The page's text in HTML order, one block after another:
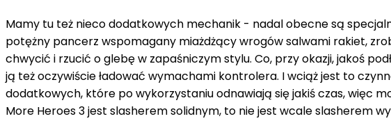
Mamy tu też nieco dodatkowych mechanik - nadal obecne są
potężny pancerz wspomagany miażdżący wrogów salwami rakiet,
chwycić i rzucić o glebę w zapaśniczym stylu. Co, przy okazji, jakoś
ją też oczywiście ładować wymachami kontrolera. I wciąż jest to
dodatkowych, które po wykorzystaniu odnawiają się jakiś czas, więc
More Heroes 3 jest slasherem solidnym, to nie jest wcale slasherem